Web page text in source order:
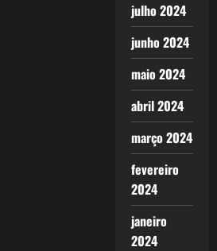
julho 2024
junho 2024
maio 2024
abril 2024
março 2024
fevereiro
2024
janeiro
2024